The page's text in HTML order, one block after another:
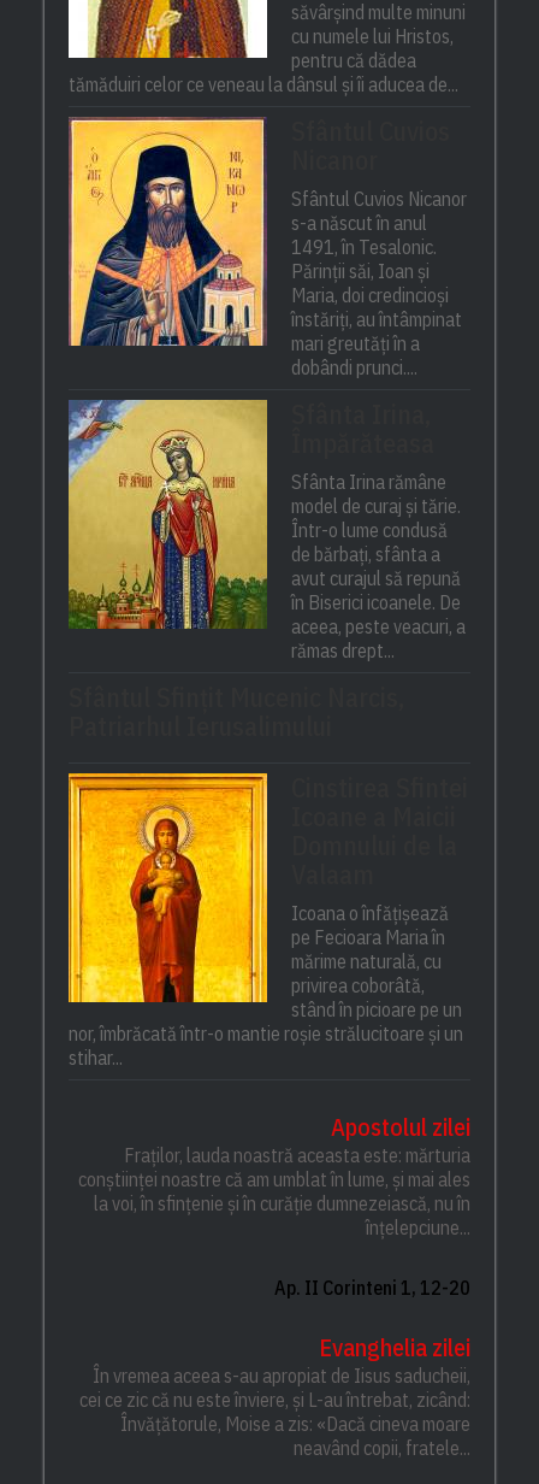
săvârșind multe minuni
cu numele lui Hristos,
pentru că dădea
tămăduiri celor ce veneau la dânsul și îi aducea de...
Sfântul Cuvios Nicanor
s-a născut în anul
1491, în Tesalonic.
Părinții săi, Ioan și
Maria, doi credincioși
înstăriți, au întâmpinat
mari greutăți în a
dobândi prunci....
Sfânta Irina rămâne
model de curaj și tărie.
Într-o lume condusă
de bărbați, sfânta a
avut curajul să repună
în Biserici icoanele. De
aceea, peste veacuri, a
rămas drept...
Icoana o înfățișează
pe Fecioara Maria în
mărime naturală, cu
privirea coborâtă,
stând în picioare pe un
nor, îmbrăcată într-o mantie roșie strălucitoare și un
stihar...
Apostolul zilei
Fraților, lauda noastră aceasta este: mărturia
conștiinței noastre că am umblat în lume, și mai ales
la voi, în sfințenie și în curăție dumnezeiască, nu în
înțelepciune...
Ap. II Corinteni 1, 12-20
Evanghelia zilei
În vremea aceea s-au apropiat de Iisus saducheii,
cei ce zic că nu este înviere, și L-au întrebat, zicând:
Învățătorule, Moise a zis: «Dacă cineva moare
neavând copii, fratele...